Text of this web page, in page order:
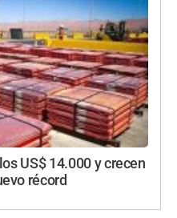
US$ 14.000 y crecen
récord